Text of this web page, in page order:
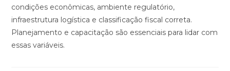
condições econômicas, ambiente regulatório,
infraestrutura logística e classificação fiscal correta.
Planejamento e capacitação são essenciais para lidar com
essas variáveis.